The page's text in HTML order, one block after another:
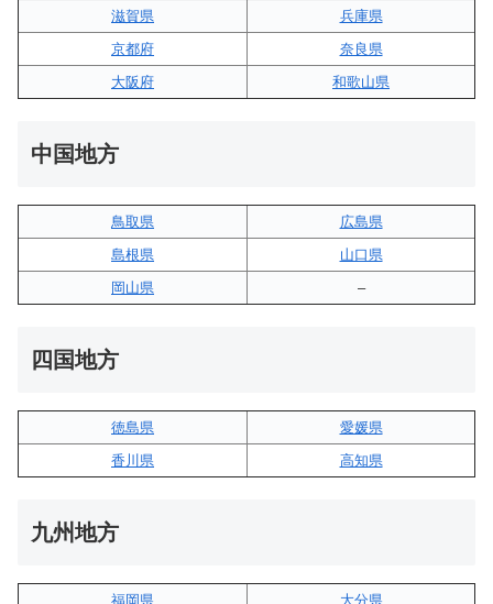
滋賀県
兵庫県
京都府
奈良県
大阪府
和歌山県
中国地方
鳥取県
広島県
島根県
山口県
岡山県
–
四国地方
徳島県
愛媛県
香川県
高知県
九州地方
福岡県 大分県